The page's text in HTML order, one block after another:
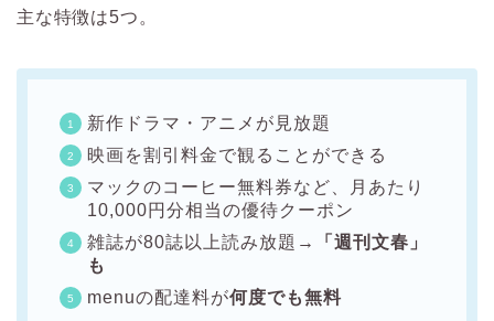
主な特徴は5つ。
新作ドラマ・アニメが見放題
映画を割引料金で観ることができる
マックのコーヒー無料券など、月あたり
10,000円分相当の優待クーポン
雑誌が80誌以上読み放題 →「週刊文春」
も
menuの配達料が何度でも無料